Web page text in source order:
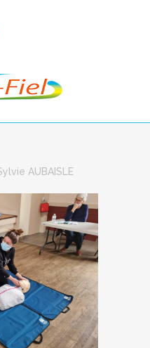
AUBAISLE